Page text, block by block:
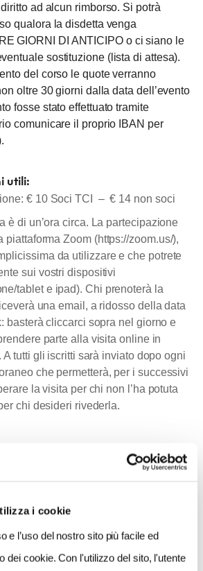
i cookie
e l’uso del nostro sito più facile ed
dei cookie. Con l'utilizzo del sito, l'utente
ad alcun rimborso. Si potrà
qualora la disdetta venga
GIORNI DI ANTICIPO o ci siano le
sostituzione (lista di attesa).
del corso le quote verranno
oltre 30 giorni dalla data dell’evento
fosse stato effettuato tramite
comunicare il proprio IBAN per
utili:
€ 10 Soci TCI – € 14 non soci
è di un’ora circa. La partecipazione
piattaforma Zoom (https://zoom.us/),
da utilizzare e che potrete
sui vostri dispositivi
tablet e ipad). Chi prenoterà la
una email, a ridosso della data
basterà cliccarci sopra nel giorno e
parte alla visita online in
tutti gli iscritti sarà inviato dopo ogni
che permetterà, per i successivi
la visita per chi non l’ha potuta
chi desideri rivederla.